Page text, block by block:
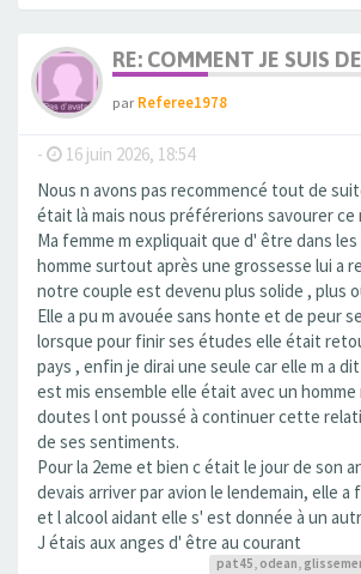
RE: COMMENT JE SUIS
parReferee1978
- 16 juin 2026, 18:54
Nous n avons pas recommencé tout de
était là mais nous préférerions savourer ce
Ma femme m expliquait que d' être dans
homme surtout après une grossesse lui a
notre couple est devenu plus solide , plus
Elle a pu m avouée sans honte et de peur
lorsque pour finir ses études elle était
pays , enfin je dirai une seule car elle m a
est mis ensemble elle était avec un homme
doutes l ont poussé à continuer cette
de ses sentiments.
Pour la 2eme et bien c était le jour de son
devais arriver par avion le lendemain, elle a
et l alcool aidant elle s' est donnée à un
J étais aux anges d' être au courant
pat45, odean,